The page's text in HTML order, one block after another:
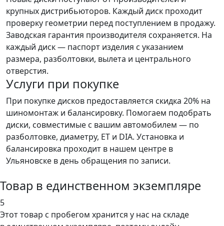
крупных дистрибьюторов. Каждый диск проходит
проверку геометрии перед поступлением в продажу.
Заводская гарантия производителя сохраняется. На
каждый диск — паспорт изделия с указанием
размера, разболтовки, вылета и центрального
отверстия.
Услуги при покупке
При покупке дисков предоставляется скидка 20% на
шиномонтаж и балансировку. Помогаем подобрать
диски, совместимые с вашим автомобилем — по
разболтовке, диаметру, ET и DIA. Установка и
балансировка проходит в нашем центре в
Ульяновске в день обращения по записи.
Товар в единственном экземпляре
5
Этот товар с пробегом хранится у нас на складе